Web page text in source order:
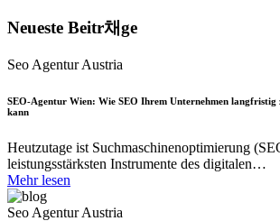
Neueste Beitr채ge
Seo Agentur Austria
SEO-Agentur Wien: Wie SEO Ihrem Unternehmen langfristig
kann
Heutzutage ist Suchmaschinenoptimierung
leistungsstärksten Instrumente des digitalen…
Mehr lesen
Seo Agentur Austria